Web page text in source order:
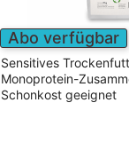
Abo verfügbar
Sensitives
Monoprotein-
Schonkost geeignet